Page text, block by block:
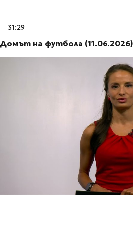
31:29
Домът на футбола (11.06.2026)